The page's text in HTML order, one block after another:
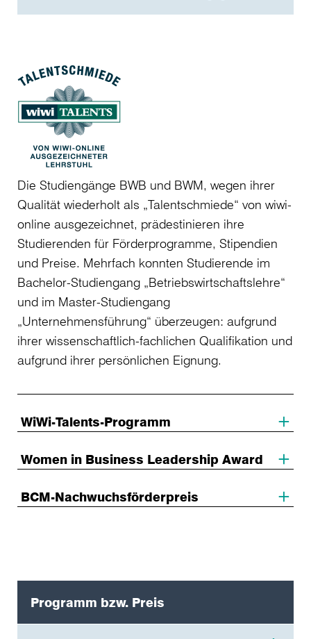
Die Studiengänge BWB und BWM, wegen ihrer
Qualität wiederholt als „Talentschmiede“ von wiwi-
online ausgezeichnet, prädestinieren ihre
Studierenden für Förderprogramme, Stipendien
und Preise. Mehrfach konnten Studierende im
Bachelor-Studiengang „Betriebswirtschaftslehre“
und im Master-Studiengang
„Unternehmensführung“ überzeugen: aufgrund
ihrer wissenschaftlich-fachlichen Qualifikation und
aufgrund ihrer persönlichen Eignung.
WiWi-Talents-Programm
Women in Business Leadership Award
BCM-Nachwuchsförderpreis
Programm bzw. Preis